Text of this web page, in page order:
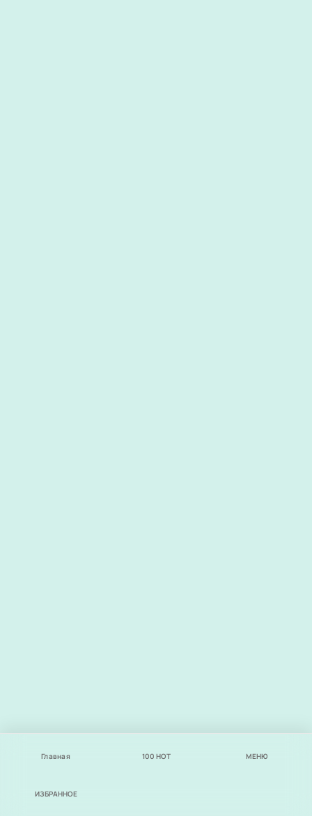
Главная 100 НОТ МЕНЮ
ИЗБРАННОЕ